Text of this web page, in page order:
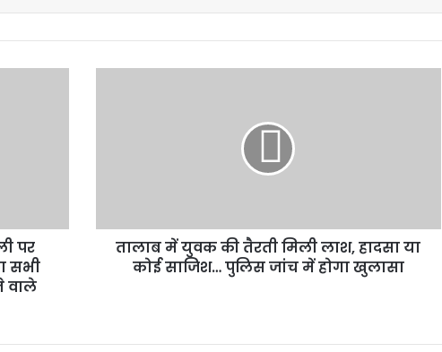
पर
सभी
वाले
तालाब में युवक की तैरती मिली लाश, हादसा या
कोई साजिश… पुलिस जांच में होगा खुलासा